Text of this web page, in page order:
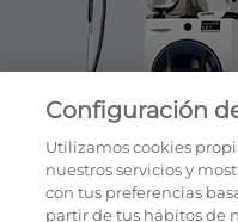
Configuración
Utilizamos cookies
nuestros servicios y
con tus preferencias
partir de tus hábitos de